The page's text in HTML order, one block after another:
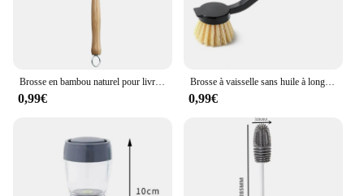
Brosse en bambou naturel pour livres de cuisine, épurateur, lavage, vaisselle, casseroles, évier, respectueux de l'environnement, nettoyage, proximité
0,99€
Brosse à vaisselle sans huile à long manche, brosse à casseroles, brosse à vaisselle pour livres, cuisine, casserole, 1 pièce
0,99€